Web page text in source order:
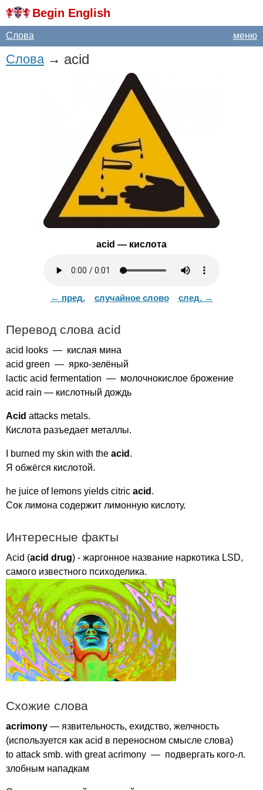
Begin English
меню
Слова
Слова→ acid
acid — кислота
← пред. случайное слово след. →
Перевод слова acid
acid looks — кислая мина
acid green — ярко-зелёный
lactic acid fermentation — молочнокислое брожение
acid rain — кислотный дождь
Acid attacks metals.
Кислота разъедает металлы.
burned my skin with the acid .
Я обжёгся кислотой.
he juice of lemons yields citric acid .
Сок лимона содержит лимонную кислоту.
Интересные факты
Acid (acid drug) - жаргонное название наркотика LSD,
самого известного психоделика.
Схожие слова
acrimony — язвительность, ехидство, желчность
(используется как acid в переносном смысле слова)
to attack smb. with great acrimony — подвергать кого-л.
злобным нападкам